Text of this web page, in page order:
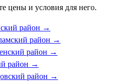
цены и условия для него.
район →
район →
район →
район →
район →